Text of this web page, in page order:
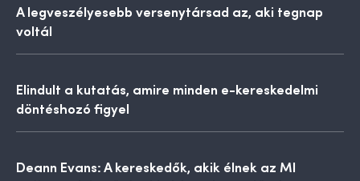
A legveszélyesebb versenytársad az, aki tegnap
voltál
Elindult a kutatás, amire minden e-kereskedelmi
döntéshozó figyel
Deann Evans: A kereskedők, akik élnek az MI